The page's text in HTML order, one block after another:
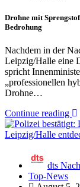
Drohne mit
Bedrohung
Nachdem in der
Leipzig/Halle eine
spricht
„professionellen
Drohne…
Continue reading
dts
Top-News